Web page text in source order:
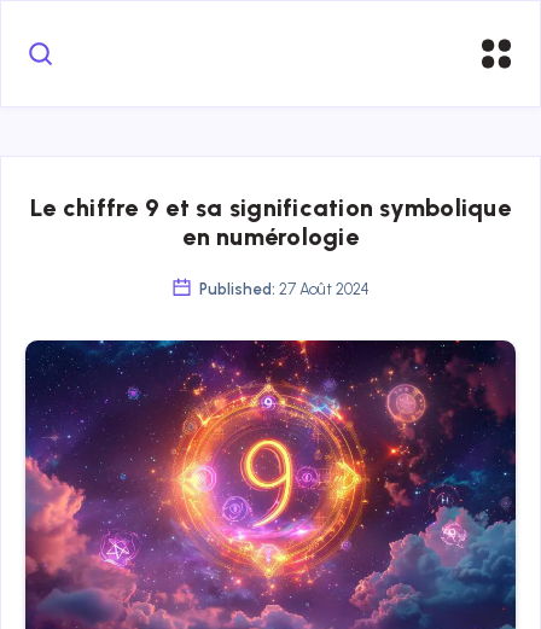
Le chiffre 9 et sa signification symbolique
en numérologie
Published: 27 Août 2024